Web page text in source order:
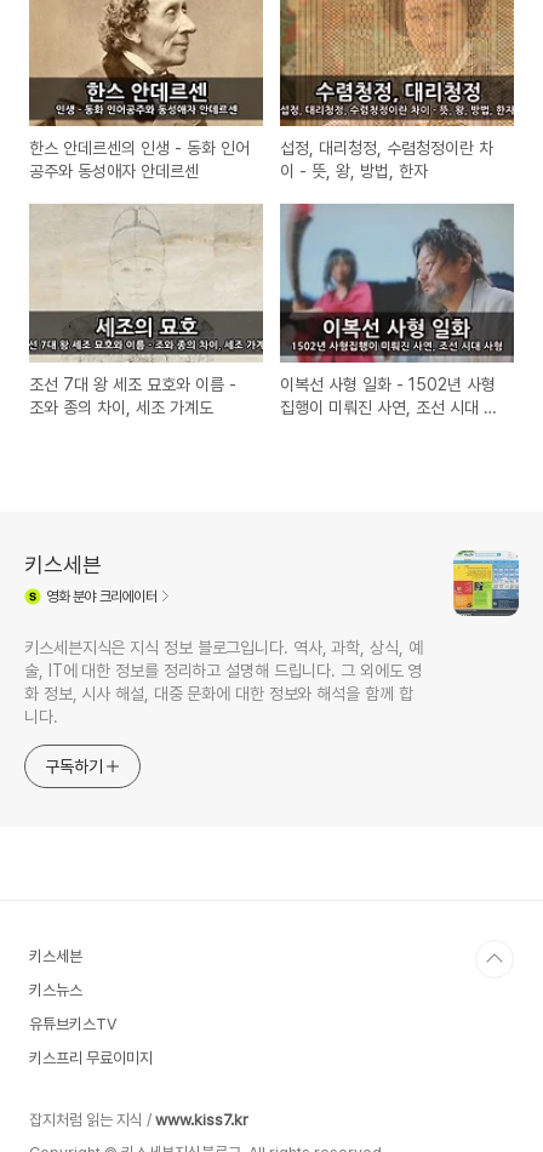
한스 안데르센의 인생 - 동화 인어
공주와 동성애자 안데르센
섭정, 대리청정, 수렴청정이란 차
이 - 뜻, 왕, 방법, 한자
조선 7대 왕 세조 묘호와 이름 -
조와 종의 차이, 세조 가계도
이복선 사형 일화 - 1502년 사형
집행이 미뤄진 사연, 조선 시대 사
키스세븐
영화분야 크리에이터
키스세븐지식은 지식 정보 블로그입니다. 역사, 과학, 상식, 예
술, IT에 대한 정보를 정리하고 설명해 드립니다. 그 외에도 영
화 정보, 시사 해설, 대중 문화에 대한 정보와 해석을 함께 합
니다.
구독하기
키스세븐
키스뉴스
유튜브키스TV
키스프리 무료이미지
잡지처럼 읽는 지식 / www.kiss7.kr